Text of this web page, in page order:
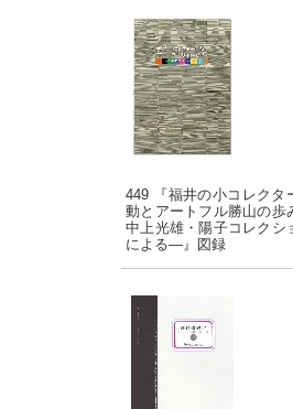
449 『福井の小コレクタ
動とアートフル勝山の
中上光雄・陽子コレクシ
による―』図録